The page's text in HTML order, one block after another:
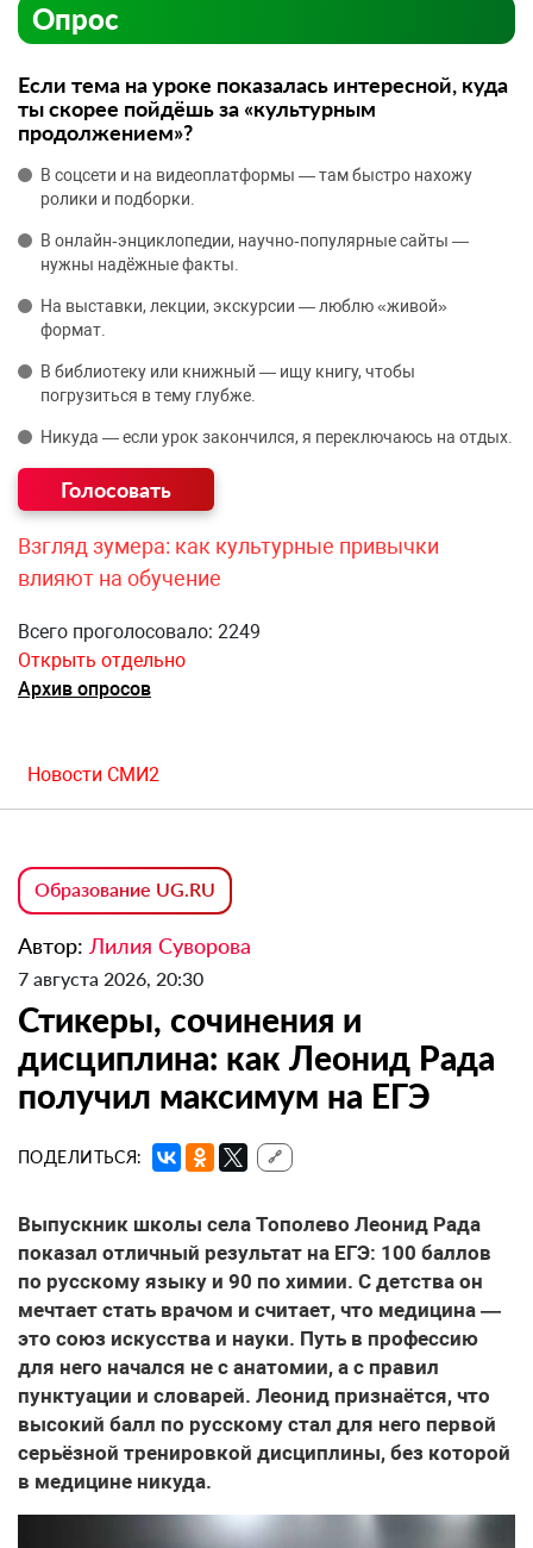
Опрос
Если тема на уроке показалась интересной, куда
ты скорее пойдёшь за «культурным
продолжением»?
В соцсети и на видеоплатформы — там быстро нахожу
ролики и подборки.
В онлайн‑энциклопедии, научно‑популярные сайты —
нужны надёжные факты.
На выставки, лекции, экскурсии — люблю «живой»
формат.
В библиотеку или книжный — ищу книгу, чтобы
погрузиться в тему глубже.
Никуда — если урок закончился, я переключаюсь на отдых.
Взгляд зумера: как культурные привычки
влияют на обучение
Всего проголосовало: 2249
Открыть отдельно
Архив опросов
Новости СМИ2
Образование UG.RU
Автор: Лилия Суворова
7 августа 2026, 20:30
Стикеры, сочинения и
дисциплина: как Леонид Рада
получил максимум на ЕГЭ
ПОДЕЛИТЬСЯ: 🔗
Выпускник школы села Тополево Леонид Рада
показал отличный результат на ЕГЭ: 100 баллов
по русскому языку и 90 по химии. С детства он
мечтает стать врачом и считает, что медицина —
это союз искусства и науки. Путь в профессию
для него начался не с анатомии, а с правил
пунктуации и словарей. Леонид признаётся, что
высокий балл по русскому стал для него первой
серьёзной тренировкой дисциплины, без которой
в медицине никуда.